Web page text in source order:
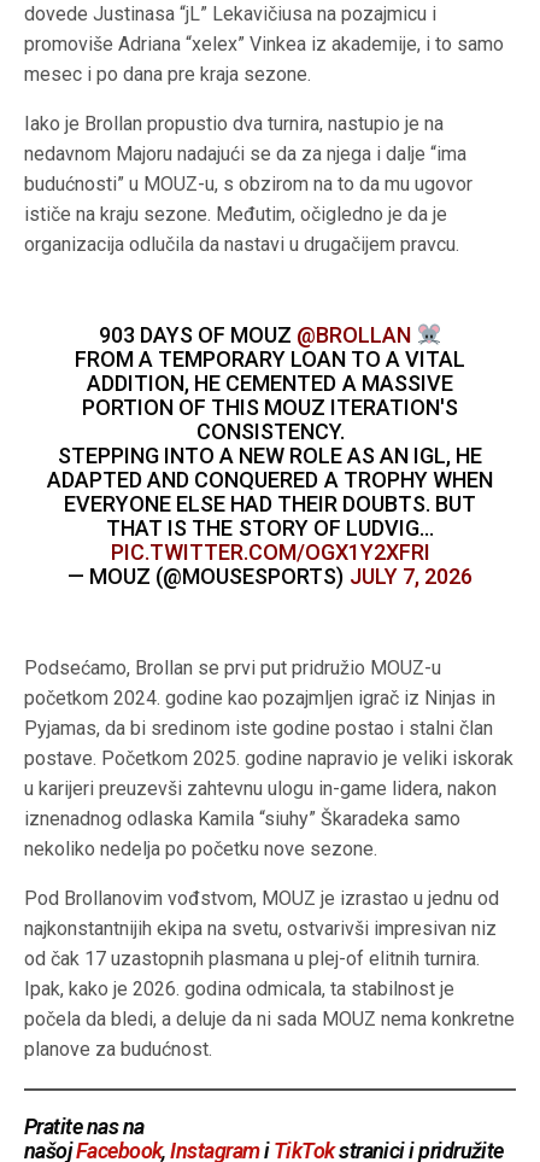
dovede Justinasa “jL” Lekavičiusa na pozajmicu i
promoviše Adriana “xelex” Vinkea iz akademije, i to samo
mesec i po dana pre kraja sezone.
Iako je Brollan propustio dva turnira, nastupio je na
nedavnom Majoru nadajući se da za njega i dalje “ima
budućnosti” u MOUZ-u, s obzirom na to da mu ugovor
ističe na kraju sezone. Međutim, očigledno je da je
organizacija odlučila da nastavi u drugačijem pravcu.
903 DAYS OF MOUZ @BROLLAN
FROM A TEMPORARY LOAN TO A VITAL
ADDITION, HE CEMENTED A MASSIVE
PORTION OF THIS MOUZ ITERATION'S
CONSISTENCY.
STEPPING INTO A NEW ROLE AS AN IGL, HE
ADAPTED AND CONQUERED A TROPHY WHEN
EVERYONE ELSE HAD THEIR DOUBTS. BUT
THAT IS THE STORY OF LUDVIG…
PIC.TWITTER.COM/OGX1Y2XFRI
— MOUZ (@MOUSESPORTS) JULY 7, 2026
Podsećamo, Brollan se prvi put pridružio MOUZ-u
početkom 2024. godine kao pozajmljen igrač iz Ninjas in
Pyjamas, da bi sredinom iste godine postao i stalni član
postave. Početkom 2025. godine napravio je veliki iskorak
u karijeri preuzevši zahtevnu ulogu in-game lidera, nakon
iznenadnog odlaska Kamila “siuhy” Škaradeka samo
nekoliko nedelja po početku nove sezone.
Pod Brollanovim vođstvom, MOUZ je izrastao u jednu od
najkonstantnijih ekipa na svetu, ostvarivši impresivan niz
od čak 17 uzastopnih plasmana u plej-of elitnih turnira.
Ipak, kako je 2026. godina odmicala, ta stabilnost je
počela da bledi, a deluje da ni sada MOUZ nema konkretne
planove za budućnost.
Pratite nas na
našojFacebook,InstagramiTikTokstranici i pridružite